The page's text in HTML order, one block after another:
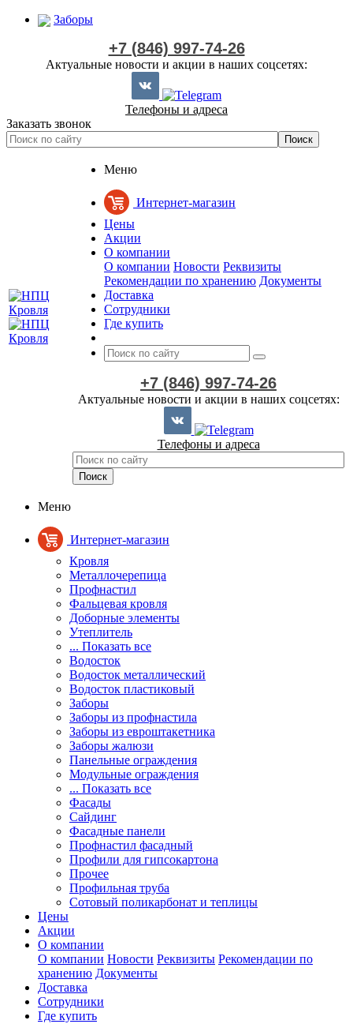
Заборы
+7 (846) 997-74-26
Актуальные новости и акции в наших соцсетях:
Телефоны и адреса
Заказать звонок
Меню
Интернет-магазин
Цены
Акции
О компании
О компании Новости Реквизиты
Рекомендации по хранению Документы
Доставка
Сотрудники
Где купить
+7 (846) 997-74-26
Актуальные новости и акции в наших соцсетях:
Телефоны и адреса
Меню
Интернет-магазин
Кровля
Металлочерепица
Профнастил
Фальцевая кровля
Доборные элементы
Утеплитель
... Показать все
Водосток
Водосток металлический
Водосток пластиковый
Заборы
Заборы из профнастила
Заборы из евроштакетника
Заборы жалюзи
Панельные ограждения
Модульные ограждения
... Показать все
Фасады
Сайдинг
Фасадные панели
Профнастил фасадный
Профили для гипсокартона
Прочее
Профильная труба
Сотовый поликарбонат и теплицы
Цены
Акции
О компании
О компании Новости Реквизиты Рекомендации по
хранению Документы
Доставка
Сотрудники
Где купить